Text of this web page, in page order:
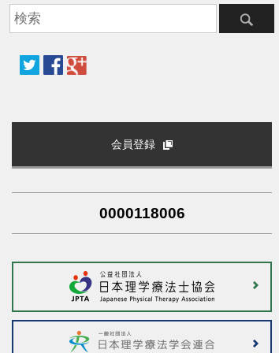
会員登録
0000118006